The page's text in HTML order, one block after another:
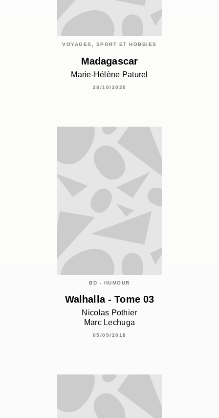
VOYAGES, SPORT ET HOBBIES
Madagascar
Marie-Hélène Paturel
28/10/2020
BD - HUMOUR
Walhalla - Tome 03
Nicolas Pothier
Marc Lechuga
05/09/2018